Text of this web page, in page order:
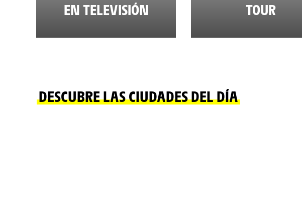
EN TELEVISIÓN
TOUR
DESCUBRE LAS CIUDADES DEL DÍA